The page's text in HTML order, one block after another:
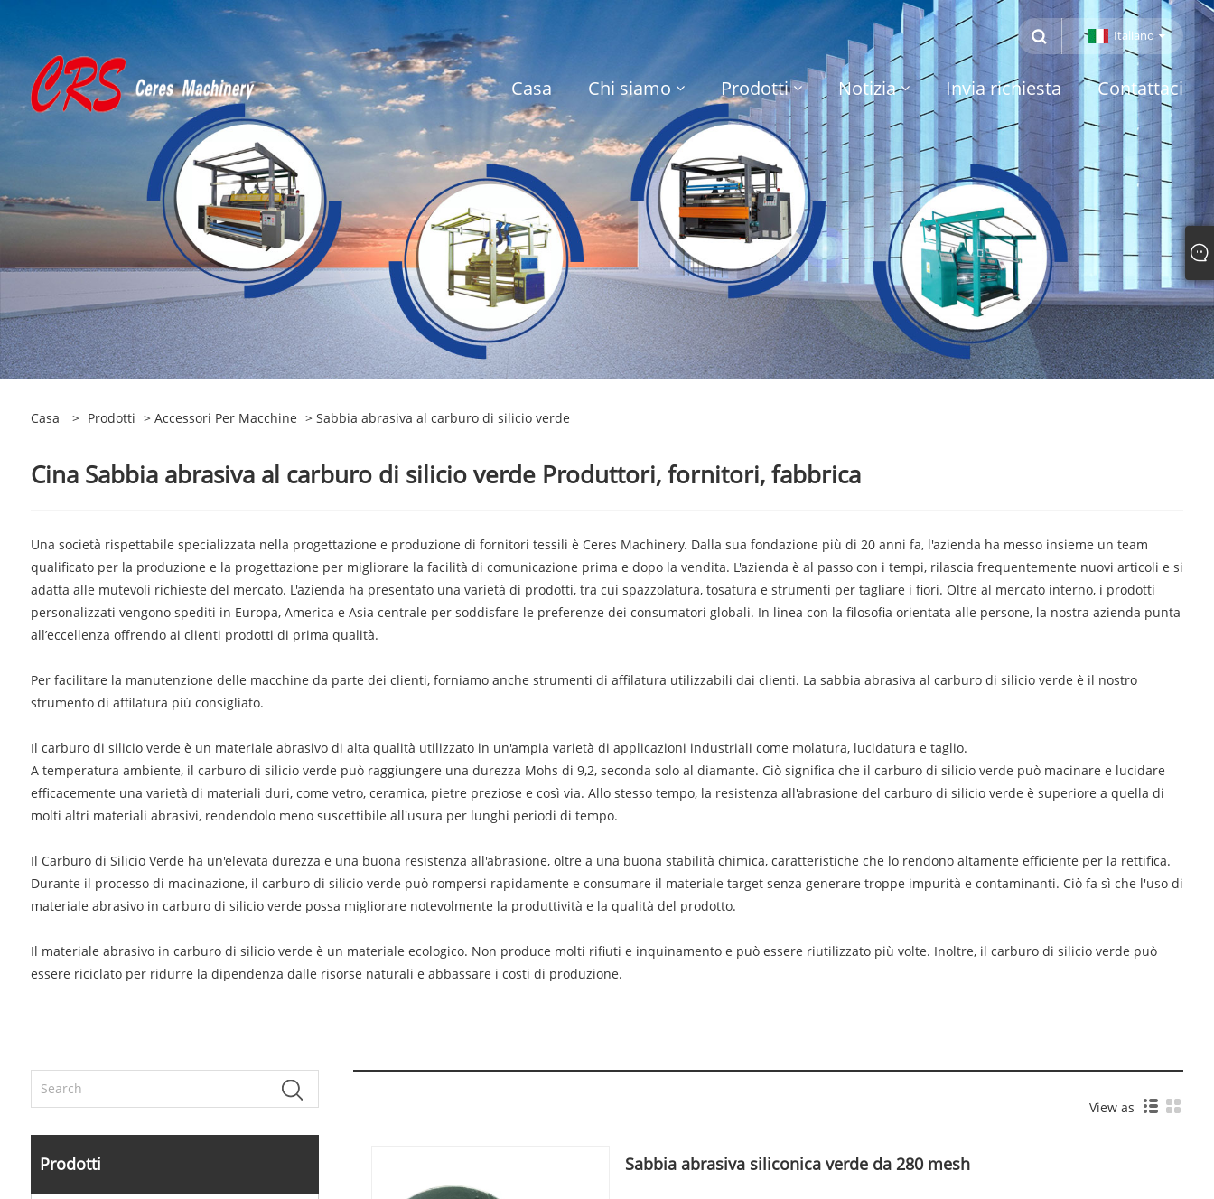
Italiano
Casa Chi siamo Prodotti Notizia Invia richiesta Contattaci
Casa > Prodotti > Accessori Per Macchine > Sabbia abrasiva al carburo di silicio verde
Cina Sabbia abrasiva al carburo di silicio verde Produttori, fornitori, fabbrica
Una società rispettabile specializzata nella progettazione e produzione di fornitori tessili è Ceres Machinery. Dalla sua fondazione più di 20 anni fa, l'azienda ha messo insieme un team
qualificato per la produzione e la progettazione per migliorare la facilità di comunicazione prima e dopo la vendita. L'azienda è al passo con i tempi, rilascia frequentemente nuovi articoli e si
adatta alle mutevoli richieste del mercato. L'azienda ha presentato una varietà di prodotti, tra cui spazzolatura, tosatura e strumenti per tagliare i fiori. Oltre al mercato interno, i prodotti
personalizzati vengono spediti in Europa, America e Asia centrale per soddisfare le preferenze dei consumatori globali. In linea con la filosofia orientata alle persone, la nostra azienda punta
all’eccellenza offrendo ai clienti prodotti di prima qualità.
Per facilitare la manutenzione delle macchine da parte dei clienti, forniamo anche strumenti di affilatura utilizzabili dai clienti. La sabbia abrasiva al carburo di silicio verde è il nostro
strumento di affilatura più consigliato.
Il carburo di silicio verde è un materiale abrasivo di alta qualità utilizzato in un'ampia varietà di applicazioni industriali come molatura, lucidatura e taglio.
A temperatura ambiente, il carburo di silicio verde può raggiungere una durezza Mohs di 9,2, seconda solo al diamante. Ciò significa che il carburo di silicio verde può macinare e lucidare
efficacemente una varietà di materiali duri, come vetro, ceramica, pietre preziose e così via. Allo stesso tempo, la resistenza all'abrasione del carburo di silicio verde è superiore a quella di
molti altri materiali abrasivi, rendendolo meno suscettibile all'usura per lunghi periodi di tempo.
Il Carburo di Silicio Verde ha un'elevata durezza e una buona resistenza all'abrasione, oltre a una buona stabilità chimica, caratteristiche che lo rendono altamente efficiente per la rettifica.
Durante il processo di macinazione, il carburo di silicio verde può rompersi rapidamente e consumare il materiale target senza generare troppe impurità e contaminanti. Ciò fa sì che l'uso di
materiale abrasivo in carburo di silicio verde possa migliorare notevolmente la produttività e la qualità del prodotto.
Il materiale abrasivo in carburo di silicio verde è un materiale ecologico. Non produce molti rifiuti e inquinamento e può essere riutilizzato più volte. Inoltre, il carburo di silicio verde può
essere riciclato per ridurre la dipendenza dalle risorse naturali e abbassare i costi di produzione.
Prodotti
View as
Sabbia abrasiva siliconica verde da 280 mesh